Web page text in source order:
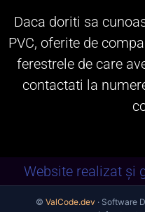
Daca doriti sa
PVC, oferite de
ferestrele de care
contactati la
Website realizat și
© ValCode.dev · Software